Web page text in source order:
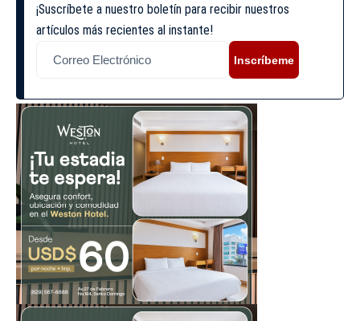
¡Suscríbete a nuestro boletín para recibir nuestros
artículos más recientes al instante!
Inscríbeme